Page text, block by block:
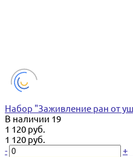
Набор "Заживление ран от
В наличии 19
1 120 руб.
1 120 руб.
-
+